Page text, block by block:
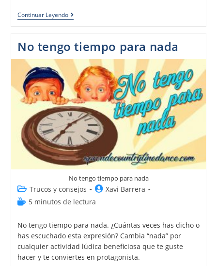
Continuar Leyendo
No tengo tiempo para nada
No tengo tiempo para nada
Trucos y consejos
Xavi Barrera
5 minutos de lectura
No tengo tiempo para nada. ¿Cuántas veces has dicho o
has escuchado esta expresión? Cambia “nada” por
cualquier actividad lúdica beneficiosa que te guste
hacer y te conviertes en protagonista.